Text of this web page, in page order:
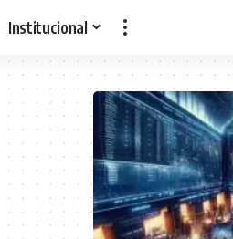
Institucional